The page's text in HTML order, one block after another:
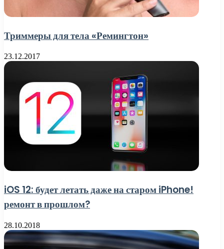
Триммеры для тела «Ремингтон»
23.12.2017
iOS 12: будет летать даже на старом iPhone!
ремонт в прошлом?
28.10.2018